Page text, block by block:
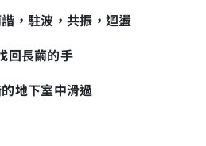
，駐波，共振，迴盪
回長繭的手
地下室中滑過